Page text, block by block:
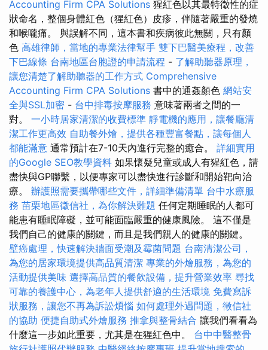
Accounting Firm CPA Solutions 猩紅色以其最特徵性的症
狀命名，整個身體紅色（猩紅色）皮疹，伴隨著嚴重的發燒
和喉嚨痛。 與誤解不同，這本書和疾病彼此無關，只有顏
色 高雄律師，當地的專業法律幫手 雙下巴醫美療程，改善
下巴線條 台南地區台胞證的申請流程 - 了解助聽器原理，
讓您清楚了解助聽器的工作方式 Comprehensive
Accounting Firm CPA Solutions 書中的通姦顏色 網站安
全與SSL加密 - 台中排毒按摩服務 意味著兩者之間的一
對。 一小時居家清潔的收費標準 靜電機的應用，讓餐廳清
潔工作更高效 自助餐外燴，提供各種豐富餐點，讓每個人
都能滿意 通常預計在7-10天內進行完整的癒合。 詳細實用
的Google SEO教學資料 如果懷疑兒童或成人有猩紅色，請
盡快與GP聯繫，以便專家可以盡快進行診斷和開始靶向治
療。 辦護照需要攜帶哪些文件，詳細準備清單 台中水療服
務 苗栗地區徵信社，為你解決難題 任何定期睡眠的人都可
能患有睡眠障礙，並可能面臨嚴重的健康風險。 這不僅是
我們自己的健康的關鍵，而且是我們親人的健康的關鍵。
壁癌處理，快速解決牆面受潮及霉菌問題 台南清潔公司，
為您的居家環境提供高品質清潔 專業的外燴服務，為您的
活動提供美味 選擇高品質的餐飲設備，提升營業效率 尋找
可靠的養護中心，為老年人提供舒適的生活環境 免費寫訴
狀服務，讓您不再為訴訟煩惱 如何處理外遇問題，徵信社
的協助 便捷自助式外燴服務 推拿與整骨結合 讓我們看看為
什麼這一步如此重要，尤其是在猩紅色中。 台中中醫整骨